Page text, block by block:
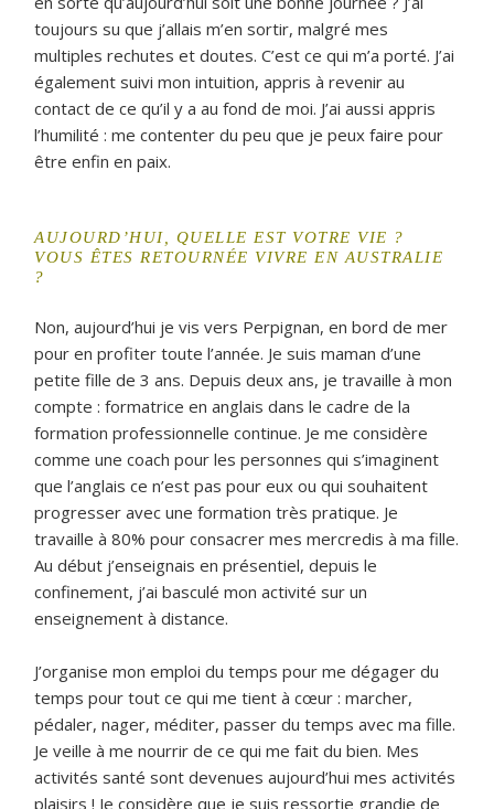
toujours su que j’allais m’en sortir, malgré mes
multiples rechutes et doutes. C’est ce qui m’a porté. J’ai
également suivi mon intuition, appris à revenir au
contact de ce qu’il y a au fond de moi. J’ai aussi appris
l’humilité : me contenter du peu que je peux faire pour
être enfin en paix.
AUJOURD’HUI, QUELLE EST VOTRE VIE ?
VOUS ÊTES RETOURNÉE VIVRE EN AUSTRALIE
?
Non, aujourd’hui je vis vers Perpignan, en bord de mer
pour en profiter toute l’année. Je suis maman d’une
petite fille de 3 ans. Depuis deux ans, je travaille à mon
compte : formatrice en anglais dans le cadre de la
formation professionnelle continue. Je me considère
comme une coach pour les personnes qui s’imaginent
que l’anglais ce n’est pas pour eux ou qui souhaitent
progresser avec une formation très pratique. Je
travaille à 80% pour consacrer mes mercredis à ma fille.
Au début j’enseignais en présentiel, depuis le
confinement, j’ai basculé mon activité sur un
enseignement à distance.
J’organise mon emploi du temps pour me dégager du
temps pour tout ce qui me tient à cœur : marcher,
pédaler, nager, méditer, passer du temps avec ma fille.
Je veille à me nourrir de ce qui me fait du bien. Mes
activités santé sont devenues aujourd’hui mes activités
plaisirs ! Je considère que je suis ressortie grandie de